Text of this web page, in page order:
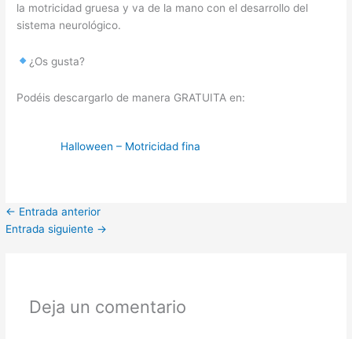
la motricidad gruesa y va de la mano con el desarrollo del
sistema neurológico.
¿Os gusta?
Podéis descargarlo de manera GRATUITA en:
Halloween – Motricidad fina
← Entrada anterior
Entrada siguiente →
Deja un comentario